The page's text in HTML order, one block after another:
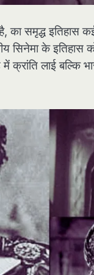
है, का समृद्ध
सिनेमा के
लाई बल्कि